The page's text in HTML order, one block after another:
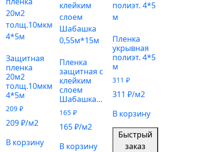
Защитная
пленка
20м2
толщ.10мкм
4*5м
209 ₽
209₽/м2
В корзину
Пленка
защитная с
клейким
слоем
Шабашка...
165 ₽
165₽/м2
В корзину
Пленка
укрывная
полиэт. 4*5
м
311₽
311₽/м2
В корзину
Быстрый
заказ